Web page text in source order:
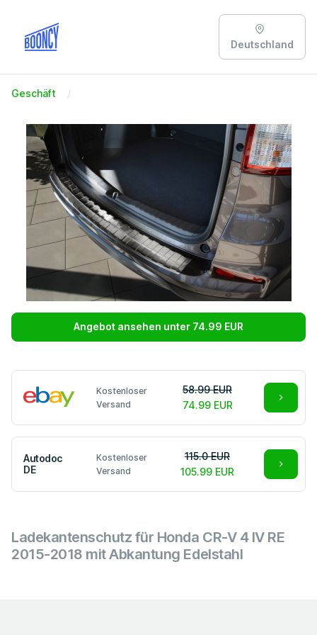
Deutschland
Geschäft
Angebot ansehen unter 74.99 EUR
Kostenloser
Versand
58.99 EUR
74.99 EUR
Autodoc
DE
Kostenloser
Versand
115.0 EUR
105.99 EUR
Ladekantenschutz für Honda CR-V 4 IV RE
2015-2018 mit Abkantung Edelstahl